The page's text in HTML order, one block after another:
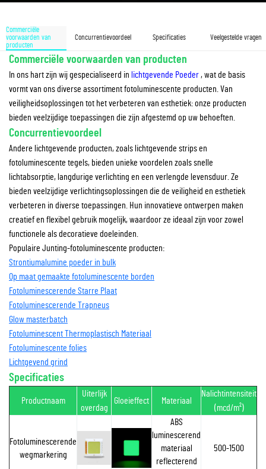
Commerciële
voorwaarden van
producten
Concurrentievoordeel Specificaties Veelgestelde vragen
Commerciële voorwaarden van producten
In ons hart zijn wij gespecialiseerd in lichtgevende Poeder, wat de basis
vormt van ons diverse assortiment fotoluminescente producten. Van
veiligheidsoplossingen tot het verbeteren van esthetiek: onze producten
bieden veelzijdige toepassingen die zijn afgestemd op uw behoeften.
Concurrentievoordeel
Andere lichtgevende producten, zoals lichtgevende strips en
fotoluminescente tegels, bieden unieke voordelen zoals snelle
lichtabsorptie, langdurige verlichting en een verlengde levensduur. Ze
bieden veelzijdige verlichtingsoplossingen die de veiligheid en esthetiek
verbeteren in diverse toepassingen. Hun innovatieve ontwerpen maken
creatief en flexibel gebruik mogelijk, waardoor ze ideaal zijn voor zowel
functionele als decoratieve doeleinden.
Populaire Junting-fotoluminescente producten:
Strontiumalumine poeder in bulk
Op maat gemaakte fotoluminescente borden
Fotoluminescerende Starre Plaat
Fotoluminescerende Trapneus
Glow masterbatch
Fotoluminescent Thermoplastisch Materiaal
Fotoluminescente folies
Lichtgevend grind
Specificaties
Productnaam
Uiterlijk
overdag
Gloeieffect Materiaal
Nalichtintensiteit
(mcd/m²)
Fotoluminescerende
wegmarkering
ABS
luminescerend
materiaal
reflecterend
500-1500